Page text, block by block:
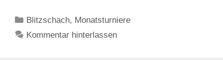
Kategorien
Blitzschach, Monatsturniere
Kommentar hinterlassen